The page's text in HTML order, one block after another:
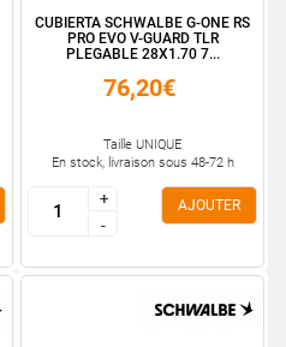
CUBIERTA SCHWALBE G-ONE RS
PRO EVO V-GUARD TLR
PLEGABLE 28X1.70 7...
76,20€
Taille UNIQUE
En stock, livraison sous 48-72 h
+
-
+
-
AJOUTER